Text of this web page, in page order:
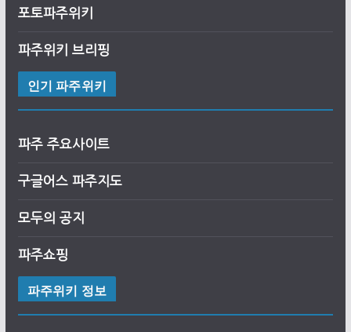
포토파주위키
파주위키 브리핑
인기 파주위키
파주 주요사이트
구글어스 파주지도
모두의 공지
파주쇼핑
파주위키 정보